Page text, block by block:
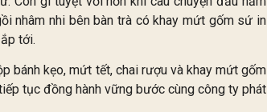
nhâm nhi bên bàn trà có khay mứt gốm sứ in
tới.
bánh kẹo, mứt tết, chai rượu và khay mứt gốm
tục đồng hành vững bước cùng công ty phát